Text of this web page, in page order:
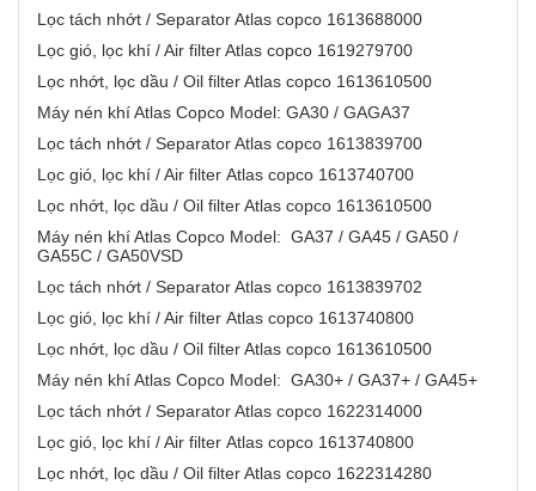
Lọc tách nhớt / Separator Atlas copco 1613688000
Lọc gió, lọc khí / Air filter Atlas copco 1619279700
Lọc nhớt, lọc dầu / Oil filter Atlas copco 1613610500
Máy nén khí Atlas Copco Model: GA30 / GAGA37
Lọc tách nhớt / Separator Atlas copco 1613839700
Lọc gió, lọc khí / Air filter Atlas copco 1613740700
Lọc nhớt, lọc dầu / Oil filter Atlas copco 1613610500
Máy nén khí Atlas Copco Model: GA37 / GA45 / GA50 /
GA55C / GA50VSD
Lọc tách nhớt / Separator Atlas copco 1613839702
Lọc gió, lọc khí / Air filter Atlas copco 1613740800
Lọc nhớt, lọc dầu / Oil filter Atlas copco 1613610500
Máy nén khí Atlas Copco Model: GA30+ / GA37+ / GA45+
Lọc tách nhớt / Separator Atlas copco 1622314000
Lọc gió, lọc khí / Air filter Atlas copco 1613740800
Lọc nhớt, lọc dầu / Oil filter Atlas copco 1622314280